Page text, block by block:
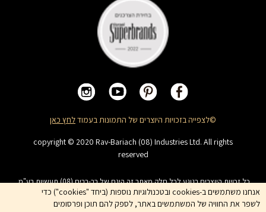
©לצפייה בזכויות היוצרים של התמונות בעמודלחץ כאן
copyright © 2020 Rav-Bariach (08) Industries Ltd. All rights
reserved
כל זכויות היוצרים בנוגע לכל חלק מאתר זה הינם של רב-בריח (08) תעשיות בע"מ.
האתר מיועד לצפייה בלבד. העתקה, הפצה, שיכפול, פרסום, הצגה, שידור, שינוי, ביצוע
יצירות נגזרות בתוכן המופיע באתר אסור. שמות המוצרים, החברות, השירותים הינם
אנחנו משתמשים ב-cookies ובטכנולוגיות נוספות (ביחד "cookies") כדי
לשפר את החוויה של המשתמשים באתר, לספק להם תוכן ופרסומים